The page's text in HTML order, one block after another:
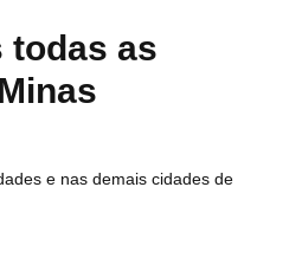
todas as
e nas demais cidades de